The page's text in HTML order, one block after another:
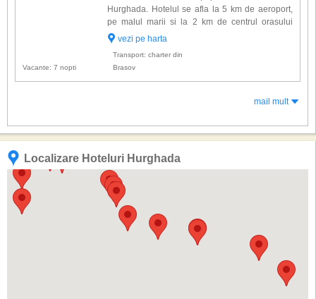
Hurghada. Hotelul se afla la 5 km de aeroport,
pe malul marii si la 2 km de centrul orasului
Hurghada. Hotelul dispune de 290 camere
de par, minibar, sei...
vezi pe harta
Vacante: 7 nopti
Transport: charter din
Brasov
mail mult
Localizare Hoteluri Hurghada